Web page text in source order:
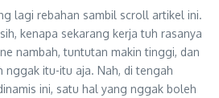
lagi rebahan sambil scroll artikel ini.
kenapa sekarang kerja tuh rasanya
nambah, tuntutan makin tinggi, dan
nggak itu-itu aja. Nah, di tengah
ini, satu hal yang nggak boleh